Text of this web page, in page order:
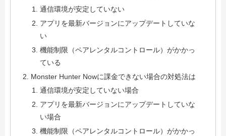
通信環境が安定していない
アプリを最新バージョンにアップデートしていな
い
機能制限（ペアレンタルコントロール）がかかっ
ている
Monster Hunter Nowに課金できない場合の対処法は
通信環境が安定していない場合
アプリを最新バージョンにアップデートしていな
い場合
機能制限（ペアレンタルコントロール）がかかっ